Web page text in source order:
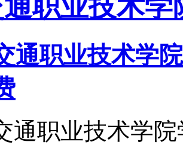
职业技术学
通职业技术学
通职业技术学